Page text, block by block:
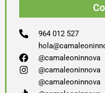
964 012 527
@camaleoninnova
@camaleoninnova
@camaleoninnova